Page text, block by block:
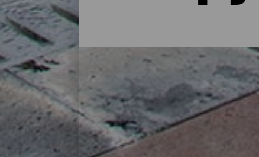
Missä yöpyä La
Maalaistalossa luonnon helmassa,